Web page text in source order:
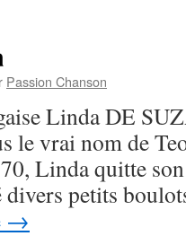
Passion Chanson
Linda DE
le vrai nom de
Linda quitte
divers petits
→